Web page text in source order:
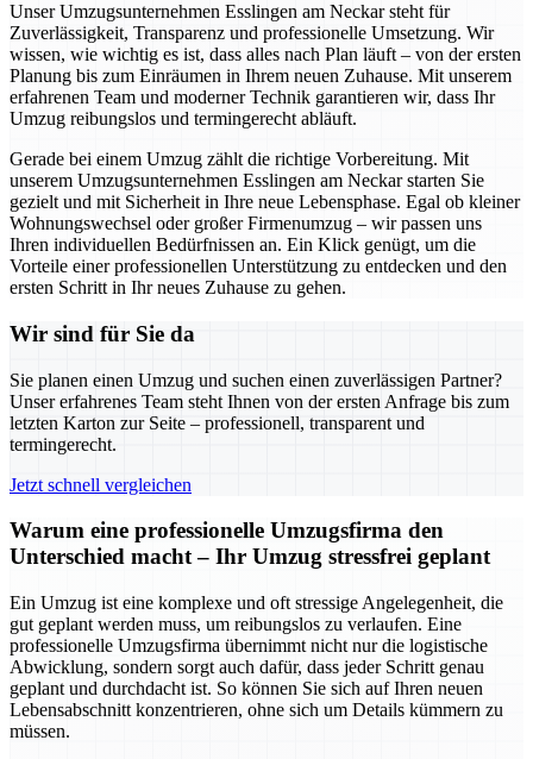
Unser Umzugsunternehmen Esslingen am Neckar steht für
Zuverlässigkeit, Transparenz und professionelle Umsetzung. Wir
wissen, wie wichtig es ist, dass alles nach Plan läuft – von der ersten
Planung bis zum Einräumen in Ihrem neuen Zuhause. Mit unserem
erfahrenen Team und moderner Technik garantieren wir, dass Ihr
Umzug reibungslos und termingerecht abläuft.
Gerade bei einem Umzug zählt die richtige Vorbereitung. Mit
unserem Umzugsunternehmen Esslingen am Neckar starten Sie
gezielt und mit Sicherheit in Ihre neue Lebensphase. Egal ob kleiner
Wohnungswechsel oder großer Firmenumzug – wir passen uns
Ihren individuellen Bedürfnissen an. Ein Klick genügt, um die
Vorteile einer professionellen Unterstützung zu entdecken und den
ersten Schritt in Ihr neues Zuhause zu gehen.
Wir sind für Sie da
Sie planen einen Umzug und suchen einen zuverlässigen Partner?
Unser erfahrenes Team steht Ihnen von der ersten Anfrage bis zum
letzten Karton zur Seite – professionell, transparent und
termingerecht.
Jetzt schnell vergleichen
Warum eine professionelle Umzugsfirma den
Unterschied macht – Ihr Umzug stressfrei geplant
Ein Umzug ist eine komplexe und oft stressige Angelegenheit, die
gut geplant werden muss, um reibungslos zu verlaufen. Eine
professionelle Umzugsfirma übernimmt nicht nur die logistische
Abwicklung, sondern sorgt auch dafür, dass jeder Schritt genau
geplant und durchdacht ist. So können Sie sich auf Ihren neuen
Lebensabschnitt konzentrieren, ohne sich um Details kümmern zu
müssen.